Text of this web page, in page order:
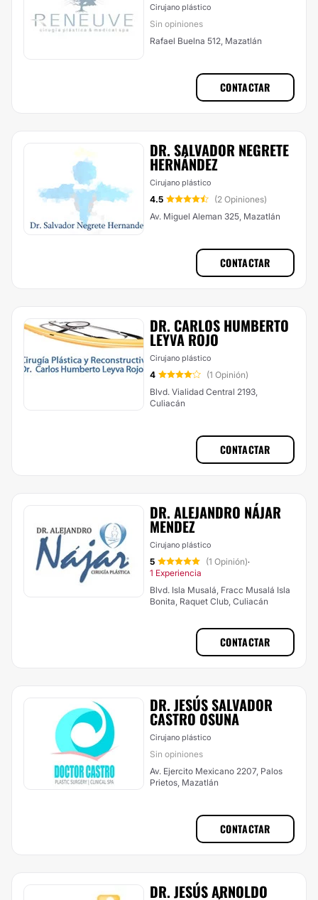
Cirujano plástico
Sin opiniones
Rafael Buelna 512, Mazatlán
CONTACTAR
DR. SALVADOR NEGRETE
HERNÁNDEZ
Cirujano plástico
4.5
(2 Opiniones)
Av. Miguel Aleman 325, Mazatlán
CONTACTAR
DR. CARLOS HUMBERTO
LEYVA ROJO
Cirujano plástico
4
(1 Opinión)
Blvd. Vialidad Central 2193,
Culiacán
CONTACTAR
DR. ALEJANDRO NÁJAR
MENDEZ
Cirujano plástico
5 (1 Opinión)·
1 Experiencia
Blvd. Isla Musalá, Fracc Musalá Isla
Bonita, Raquet Club, Culiacán
CONTACTAR
DR. JESÚS SALVADOR
CASTRO OSUNA
Cirujano plástico
Sin opiniones
Av. Ejercito Mexicano 2207, Palos
Prietos, Mazatlán
CONTACTAR
DR. JESÚS ARNOLDO